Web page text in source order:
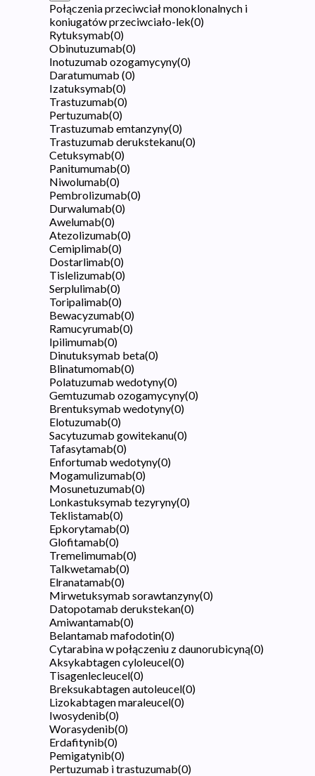
Połączenia przeciwciał monoklonalnych i
koniugatów przeciwciało-lek(0)
Rytuksymab(0)
Obinutuzumab(0)
Inotuzumab ozogamycyny(0)
Daratumumab (0)
Izatuksymab(0)
Trastuzumab(0)
Pertuzumab(0)
Trastuzumab emtanzyny(0)
Trastuzumab derukstekanu(0)
Cetuksymab(0)
Panitumumab(0)
Niwolumab(0)
Pembrolizumab(0)
Durwalumab(0)
Awelumab(0)
Atezolizumab(0)
Cemiplimab(0)
Dostarlimab(0)
Tislelizumab(0)
Serplulimab(0)
Toripalimab(0)
Bewacyzumab(0)
Ramucyrumab(0)
Ipilimumab(0)
Dinutuksymab beta(0)
Blinatumomab(0)
Polatuzumab wedotyny(0)
Gemtuzumab ozogamycyny(0)
Brentuksymab wedotyny(0)
Elotuzumab(0)
Sacytuzumab gowitekanu(0)
Tafasytamab(0)
Enfortumab wedotyny(0)
Mogamulizumab(0)
Mosunetuzumab(0)
Lonkastuksymab tezyryny(0)
Teklistamab(0)
Epkorytamab(0)
Glofitamab(0)
Tremelimumab(0)
Talkwetamab(0)
Elranatamab(0)
Mirwetuksymab sorawtanzyny(0)
Datopotamab derukstekan(0)
Amiwantamab(0)
Belantamab mafodotin(0)
Cytarabina w połączeniu z daunorubicyną(0)
Aksykabtagen cyloleucel(0)
Tisagenlecleucel(0)
Breksukabtagen autoleucel(0)
Lizokabtagen maraleucel(0)
Iwosydenib(0)
Worasydenib(0)
Erdafitynib(0)
Pemigatynib(0)
Pertuzumab i trastuzumab(0)